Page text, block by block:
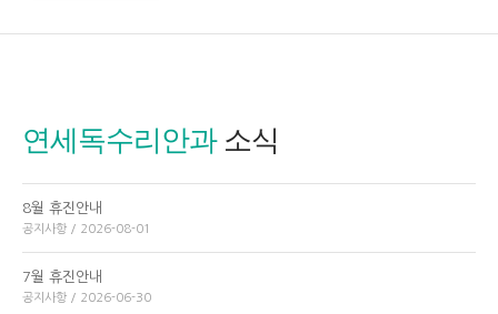
연세독수리안과소식
8월 휴진안내
공지사항 / 2026-08-01
7월 휴진안내
공지사항 / 2026-06-30